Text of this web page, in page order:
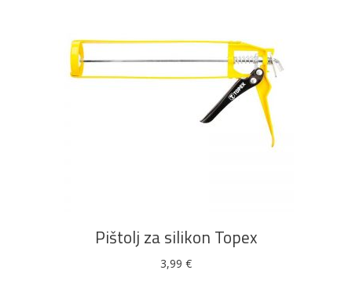
Pogledajte što je novo
Pištolj za silikon Topex
3,99 €